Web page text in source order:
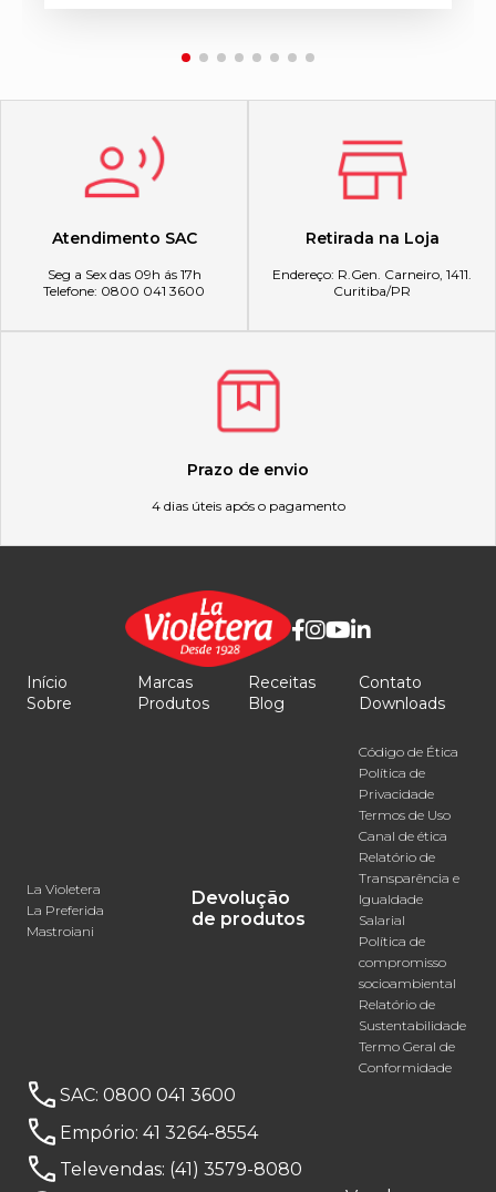
Atendimento SAC
Seg a Sex das 09h ás 17h
Telefone: 0800 041 3600
Retirada na Loja
Endereço: R.Gen. Carneiro, 1411.
Curitiba/PR
Prazo de envio
4 dias úteis após o pagamento
Início
Sobre
Marcas
Produtos
Receitas
Blog
Contato
Downloads
La Violetera
La Preferida
Mastroiani
Devolução
de produtos
Código de Ética
Política de
Privacidade
Termos de Uso
Canal de ética
Relatório de
Transparência e
Igualdade
Salarial
Política de
compromisso
socioambiental
Relatório de
Sustentabilidade
Termo Geral de
Conformidade
SAC: 0800 041 3600
Empório: 41 3264-8554
Televendas: (41) 3579-8080